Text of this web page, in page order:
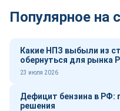
Популярное на
Какие НПЗ выбыли из
обернуться для рынка
23 июля 2026
Дефицит бензина в РФ:
решения